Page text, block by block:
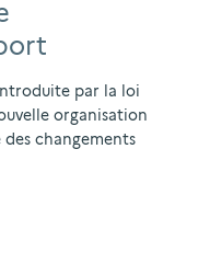
par la loi
organisation
changements